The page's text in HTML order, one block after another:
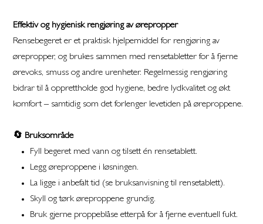
Effektiv og hygienisk rengjøring av ørepropper
Rensebegeret er et praktisk hjelpemiddel for rengjøring av
ørepropper, og brukes sammen med rensetabletter for å fjerne
ørevoks, smuss og andre urenheter. Regelmessig rengjøring
bidrar til å opprettholde god hygiene, bedre lydkvalitet og økt
komfort – samtidig som det forlenger levetiden på øreproppene.
🔄 Bruksområde
Fyll begeret med vann og tilsett én rensetablett.
Legg øreproppene i løsningen.
La ligge i anbefalt tid (se bruksanvisning til rensetablett).
Skyll og tørk øreproppene grundig.
Bruk gjerne proppeblåse etterpå for å fjerne eventuell fukt.